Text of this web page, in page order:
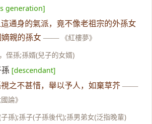
generation]
通身的氣派，竟不像老祖宗的外孫女
親的孫女 —— 《紅樓夢》
侄孫;孫婿(兒子的女婿)
[descendant]
之不甚惜，舉以予人，如棄草芥 ——
論》
孫);孫子(子孫後代);孫男弟女(泛指晚輩)